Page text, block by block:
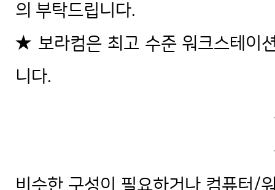
의 부탁드립니다.
★ 보라컴은 최고 수준 워크스테이
니다.
비슷한 구성이 필요하거나 컴퓨터/